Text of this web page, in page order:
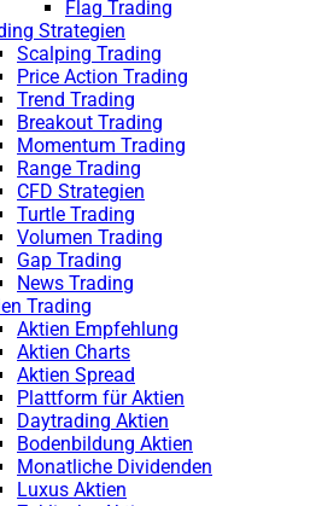
Flag Trading
Strategien
Scalping Trading
Price Action Trading
Trend Trading
Breakout Trading
Momentum Trading
Range Trading
CFD Strategien
Turtle Trading
Volumen Trading
Gap Trading
News Trading
Trading
Aktien Empfehlung
Aktien Charts
Aktien Spread
Plattform für Aktien
Daytrading Aktien
Bodenbildung Aktien
Monatliche Dividenden
Luxus Aktien